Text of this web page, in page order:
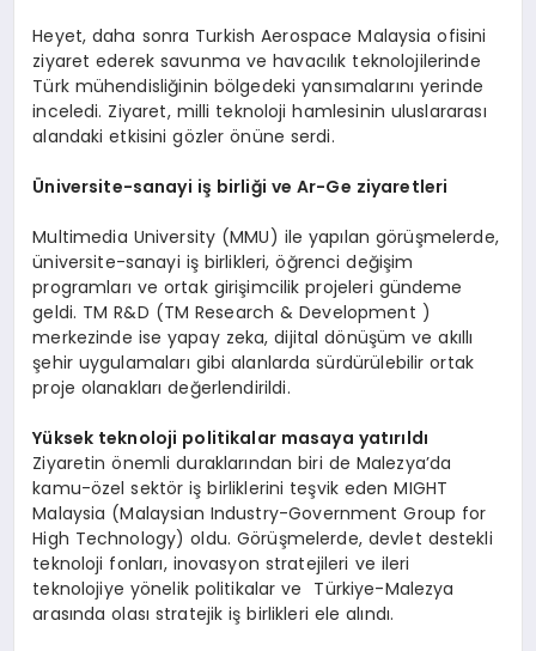
Heyet, daha sonra Turkish Aerospace Malaysia ofisini
ziyaret ederek savunma ve havacılık teknolojilerinde
Türk mühendisliğinin bölgedeki yansımalarını yerinde
inceledi. Ziyaret, milli teknoloji hamlesinin uluslararası
alandaki etkisini gözler önüne serdi.
Üniversite-sanayi iş birliği ve Ar-Ge ziyaretleri
Multimedia University (MMU) ile yapılan görüşmelerde,
üniversite-sanayi iş birlikleri, öğrenci değişim
programları ve ortak girişimcilik projeleri gündeme
geldi. TM R&D (TM Research & Development )
merkezinde ise yapay zeka, dijital dönüşüm ve akıllı
şehir uygulamaları gibi alanlarda sürdürülebilir ortak
proje olanakları değerlendirildi.
Yüksek teknoloji politikalar masaya yatırıldı
Ziyaretin önemli duraklarından biri de Malezya’da
kamu-özel sektör iş birliklerini teşvik eden MIGHT
Malaysia (Malaysian Industry-Government Group for
High Technology) oldu. Görüşmelerde, devlet destekli
teknoloji fonları, inovasyon stratejileri ve ileri
teknolojiye yönelik politikalar ve Türkiye-Malezya
arasında olası stratejik iş birlikleri ele alındı.